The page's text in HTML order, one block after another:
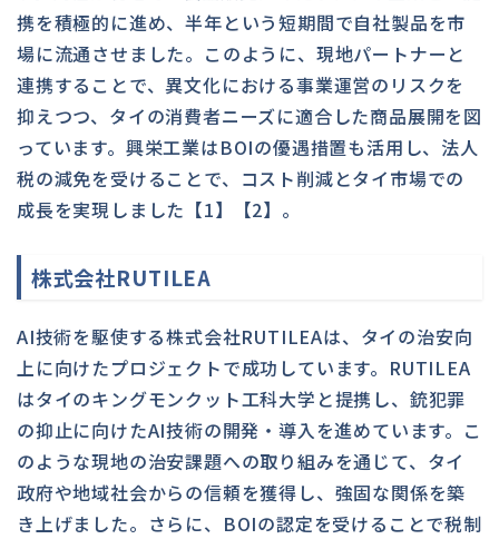
携を積極的に進め、半年という短期間で自社製品を市
場に流通させました。このように、現地パートナーと
連携することで、異文化における事業運営のリスクを
抑えつつ、タイの消費者ニーズに適合した商品展開を図
っています。興栄工業はBOIの優遇措置も活用し、法人
税の減免を受けることで、コスト削減とタイ市場での
成長を実現しました【1】【2】。
株式会社RUTILEA
AI技術を駆使する株式会社RUTILEAは、タイの治安向
上に向けたプロジェクトで成功しています。RUTILEA
はタイのキングモンクット工科大学と提携し、銃犯罪
の抑止に向けたAI技術の開発・導入を進めています。こ
のような現地の治安課題への取り組みを通じて、タイ
政府や地域社会からの信頼を獲得し、強固な関係を築
き上げました。さらに、BOIの認定を受けることで税制